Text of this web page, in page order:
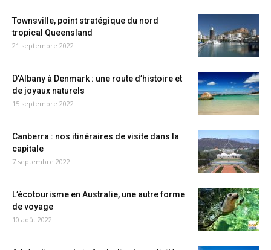
Townsville, point stratégique du nord
tropical Queensland
21 septembre 2022
D’Albany à Denmark : une route d’histoire et
de joyaux naturels
15 septembre 2022
Canberra : nos itinéraires de visite dans la
capitale
7 septembre 2022
L’écotourisme en Australie, une autre forme
de voyage
10 août 2022